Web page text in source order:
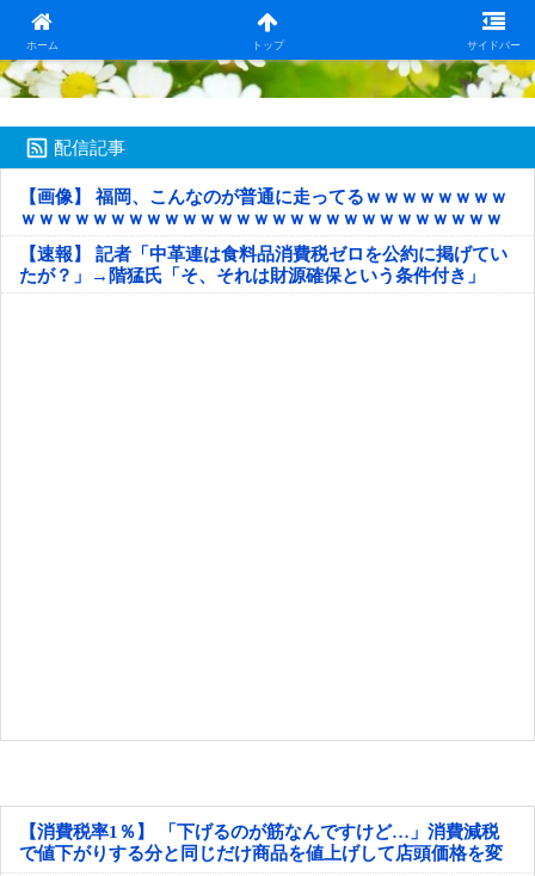
ホーム トップ サイドバー
日本第一！ニュース録
配信記事
【画像】 福岡、こんなのが普通に走ってるｗｗｗｗｗｗｗｗ
ｗｗｗｗｗｗｗｗｗｗｗｗｗｗｗｗｗｗｗｗｗｗｗｗｗｗｗ
ｗｗｗｗｗ
【速報】 記者「中革連は食料品消費税ゼロを公約に掲げてい
たが？」→階猛氏「そ、それは財源確保という条件付き」
【消費税率1％】 「下げるのが筋なんですけど…」消費減税
で値下がりする分と同じだけ商品を値上げして店頭価格を変